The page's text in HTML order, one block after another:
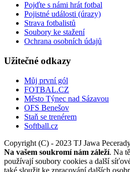
Pojďte s námi hrát fotbal
Pojistné události (úrazy)
Strava fotbalistů
Soubory ke stažení
Ochrana osobních údajů
Užitečné odkazy
Můj první gól
FOTBAL.CZ
Město Týnec nad Sázavou
OFS Benešov
Staň se trenérem
Softball.cz
Copyright (C) - 2023 TJ Jawa
Na vašem soukromí nám záleží. Na
používají soubory cookies a další
také sloužit ke zpracování dalších